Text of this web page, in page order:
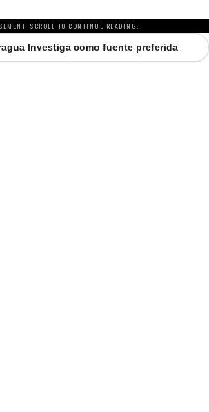
SCROLL TO CONTINUE READING.
Investiga como fuente preferida